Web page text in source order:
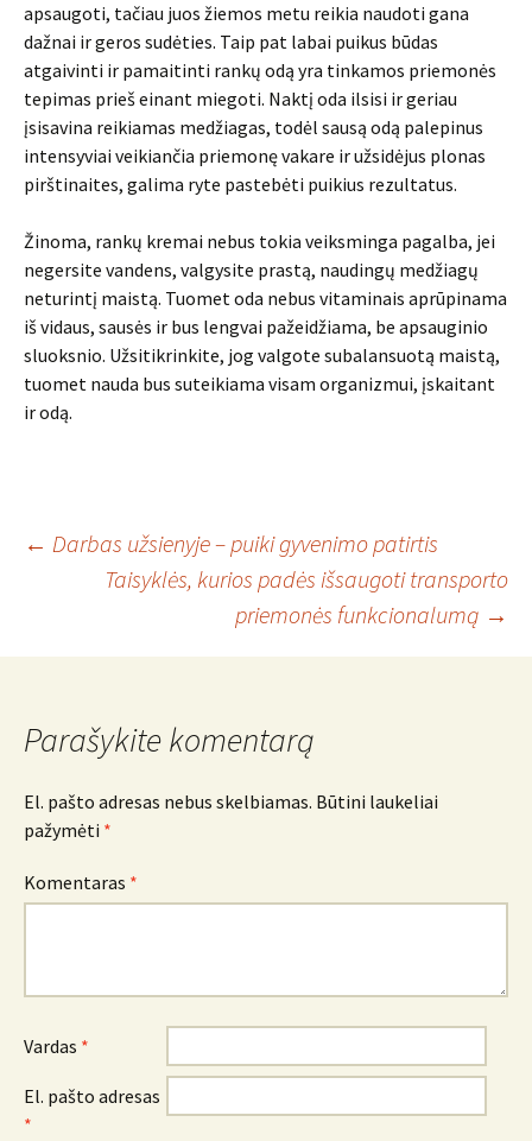
apsaugoti, tačiau juos žiemos metu reikia naudoti gana
dažnai ir geros sudėties. Taip pat labai puikus būdas
atgaivinti ir pamaitinti rankų odą yra tinkamos priemonės
tepimas prieš einant miegoti. Naktį oda ilsisi ir geriau
įsisavina reikiamas medžiagas, todėl sausą odą palepinus
intensyviai veikiančia priemonę vakare ir užsidėjus plonas
pirštinaites, galima ryte pastebėti puikius rezultatus.
Žinoma, rankų kremai nebus tokia veiksminga pagalba, jei
negersite vandens, valgysite prastą, naudingų medžiagų
neturintį maistą. Tuomet oda nebus vitaminais aprūpinama
iš vidaus, sausės ir bus lengvai pažeidžiama, be apsauginio
sluoksnio. Užsitikrinkite, jog valgote subalansuotą maistą,
tuomet nauda bus suteikiama visam organizmui, įskaitant
ir odą.
Įrašo
navigacija
← Darbas užsienyje – puiki gyvenimo patirtis
Taisyklės, kurios padės išsaugoti transporto
priemonės funkcionalumą →
Parašykite komentarą
El. pašto adresas nebus skelbiamas. Būtini laukeliai
pažymėti *
Komentaras *
Vardas *
El. pašto adresas
*